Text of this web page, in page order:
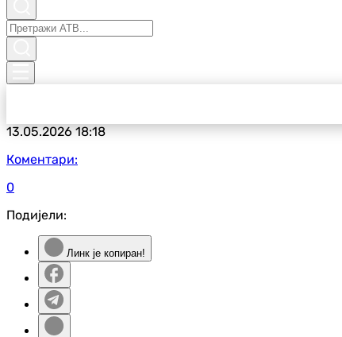
13.05.202618:18
Коментари:
0
Подијели:
Линк је копиран!